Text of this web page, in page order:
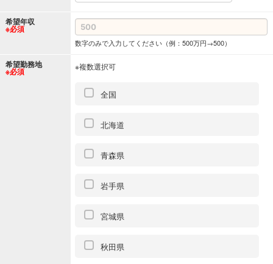
希望年収
※必須
数字のみで入力してください（例：500万円→500）
希望勤務地
※必須 ※複数選択可
全国
北海道
青森県
岩手県
宮城県
秋田県